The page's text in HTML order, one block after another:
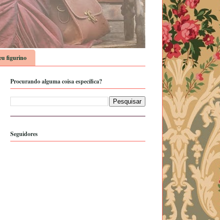
figurino
Procurando alguma coisa específica?
Seguidores